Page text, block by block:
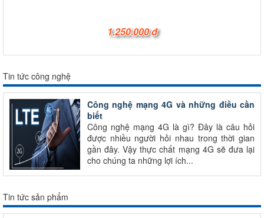
1.250.000 đ
Tin tức công nghệ
Công nghệ mạng 4G và những điều cần
biết
Công nghệ mạng 4G là gì? Đây là câu hỏi
được nhiều người hỏi nhau trong thời gian
gần đây. Vậy thực chất mạng 4G sẽ đưa lại
cho chúng ta những lợi ích...
Tin tức sản phẩm